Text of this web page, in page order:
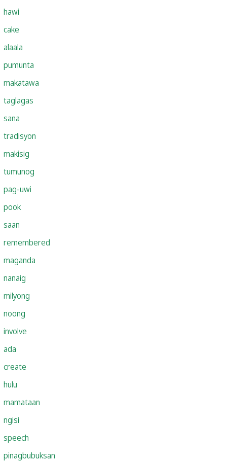
hawi
cake
alaala
pumunta
makatawa
taglagas
sana
tradisyon
makisig
tumunog
pag-uwi
pook
saan
remembered
maganda
nanaig
milyong
noong
involve
ada
create
hulu
mamataan
ngisi
speech
pinagbubuksan